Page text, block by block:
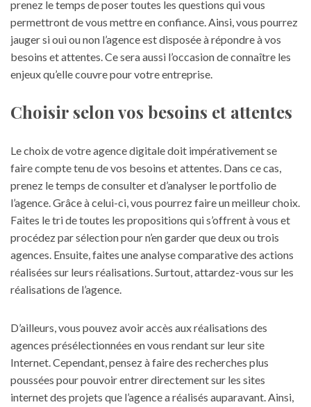
prenez le temps de poser toutes les questions qui vous
permettront de vous mettre en confiance. Ainsi, vous pourrez
jauger si oui ou non l’agence est disposée à répondre à vos
besoins et attentes. Ce sera aussi l’occasion de connaître les
enjeux qu’elle couvre pour votre entreprise.
Choisir selon vos besoins et attentes
Le choix de votre agence digitale doit impérativement se
faire compte tenu de vos besoins et attentes. Dans ce cas,
prenez le temps de consulter et d’analyser le portfolio de
l’agence. Grâce à celui-ci, vous pourrez faire un meilleur choix.
Faites le tri de toutes les propositions qui s’offrent à vous et
procédez par sélection pour n’en garder que deux ou trois
agences. Ensuite, faites une analyse comparative des actions
réalisées sur leurs réalisations. Surtout, attardez-vous sur les
réalisations de l’agence.
D’ailleurs, vous pouvez avoir accès aux réalisations des
agences présélectionnées en vous rendant sur leur site
Internet. Cependant, pensez à faire des recherches plus
poussées pour pouvoir entrer directement sur les sites
internetdes projets que l’agence a réalisés auparavant. Ainsi,